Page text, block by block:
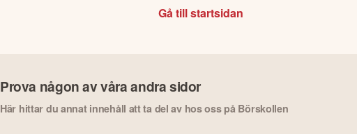
Gå till startsidan
Prova någon av våra andra sidor
Här hittar du annat innehåll att ta del av hos oss på Börskollen